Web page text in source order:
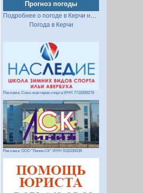
Прогноз погоды
Подробнее о погоде в Керчи на 2 недели
Погода в Керчи
Реклама: Союз мастеров спорта ИНН 7718289279
Реклама: ООО "Линия СК" ИНН 9111030039